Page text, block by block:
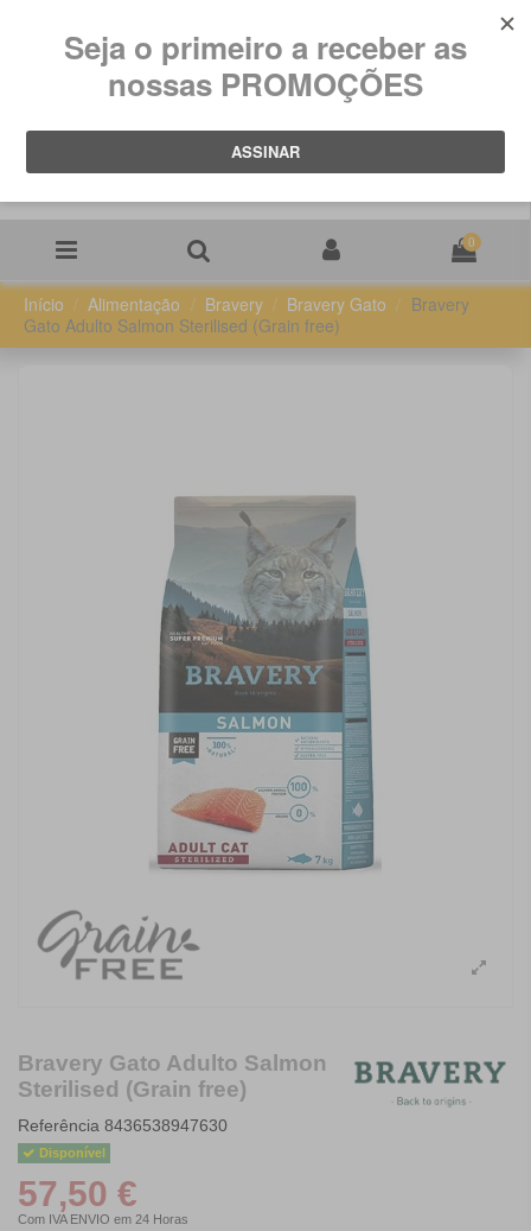
0
Início Alimentação Bravery Bravery Gato
Bravery
Gato Adulto Salmon Sterilised (Grain free)
Bravery Gato Adulto Salmon
Sterilised (Grain free)
Referência 8436538947630
Disponível
57,50 €
Com IVA ENVIO em 24 Horas